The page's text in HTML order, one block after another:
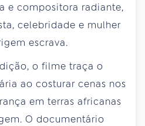
e compositora radiante,
celebridade e mulher
escrava.
o filme traça o
ao costurar cenas nos
em terras africanas
O documentário